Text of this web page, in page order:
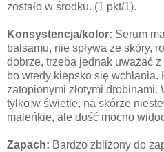
zostało w środku. (1 pkt/1).
Konsystencja/kolor: Serum
balsamu, nie spływa ze skóry,
dobrze, trzeba jednak uważać
bo wtedy kiepsko się
zatopionymi złotymi
tylko w świetle, na skórze
maleńkie, ale dość mocno
Zapach: Bardzo zbliżony do